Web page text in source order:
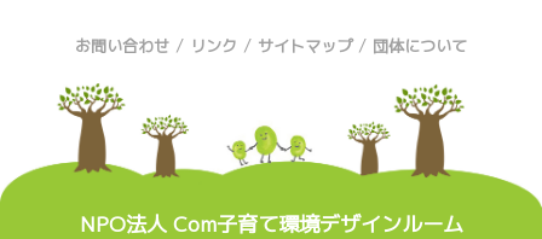
お問い合わせ / リンク / サイトマップ / 団体について
NPO法人 Com子育て環境デザインルーム